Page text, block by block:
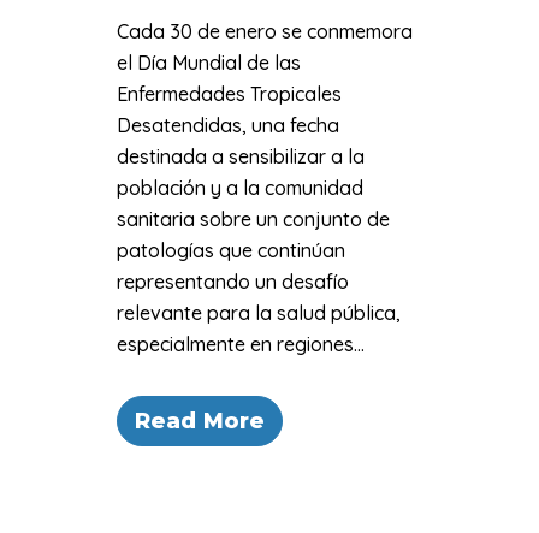
Cada 30 de enero se conmemora
el Día Mundial de las
Enfermedades Tropicales
Desatendidas, una fecha
destinada a sensibilizar a la
población y a la comunidad
sanitaria sobre un conjunto de
patologías que continúan
representando un desafío
relevante para la salud pública,
especialmente en regiones...
Read More